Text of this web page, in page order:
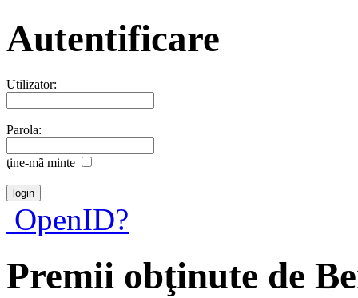
Autentificare
Utilizator:
Parola:
ţine-mã minte
OpenID?
Premii obţinute de